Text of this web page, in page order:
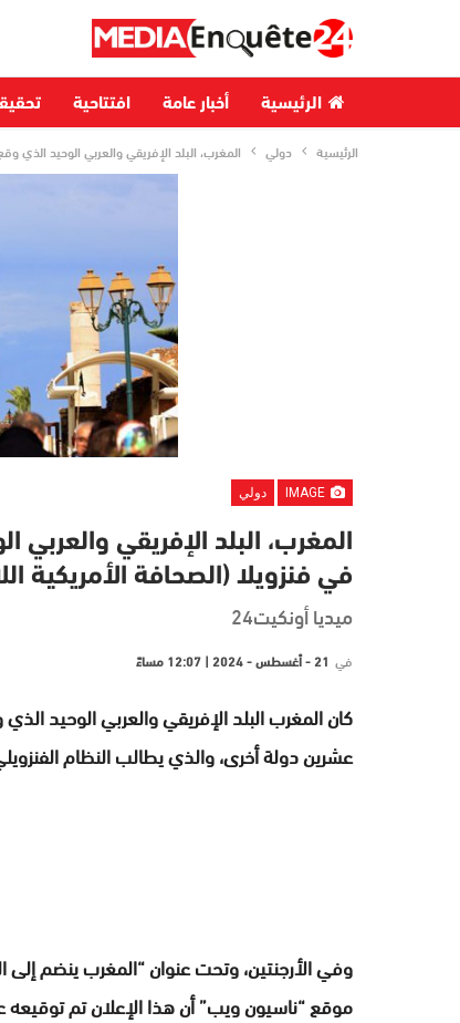
الرئيسية أخبار عامة افتتاحية
الرئيسية دولي المغرب، البلد الإفريقي والعربي الوحيد الذي
دولي
المغرب، البلد الإفريقي والعربي
في فنزويلا (الصحافة الأمريكية
ميديا أونكيت24
في 21 - أغسطس - 2024 | 12:07 مساءً
كان المغرب البلد الإفريقي والعربي الوحيد
عشرين دولة أخرى، والذي يطالب النظام الفنزويلي
وفي الأرجنتين، وتحت عنوان “المغرب ينضم إلى
موقع “ناسيون ويب” أن هذا الإعلان تم